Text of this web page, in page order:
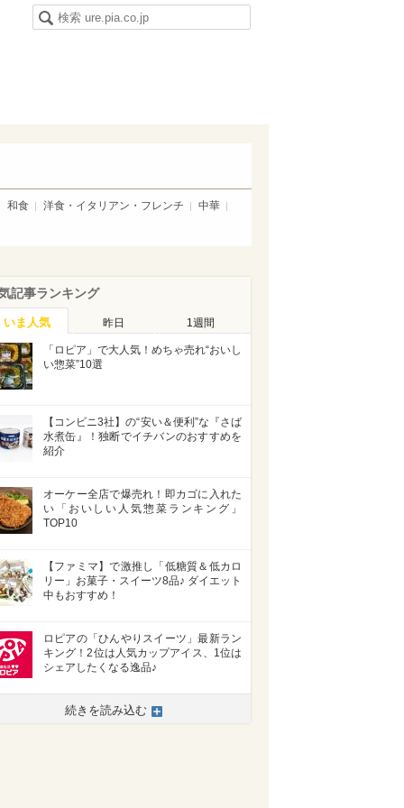
和食 洋食・イタリアン・フレンチ 中華
記事ランキング
いま人気 昨日 1週間
「ロピア」で大人気！めちゃ売れ“おいし
い惣菜”10選
【コンビニ3社】の“安い＆便利”な『さば
水煮缶』！独断でイチバンのおすすめを
紹介
オーケー全店で爆売れ！即カゴに入れた
い「おいしい人気惣菜ランキング」
TOP10
【ファミマ】で激推し「低糖質＆低カロ
リー」お菓子・スイーツ8品♪ ダイエット
中もおすすめ！
ロピアの「ひんやりスイーツ」最新ラン
キング！2位は人気カップアイス、1位は
シェアしたくなる逸品♪
続きを読み込む